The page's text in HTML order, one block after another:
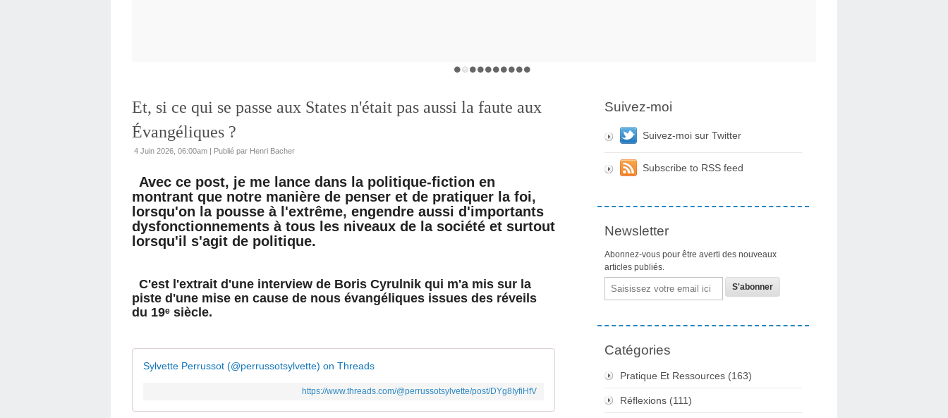
Et, si ce qui se passe aux States n'était pas aussi la faute aux
Évangéliques ?
4 Juin 2026, 06:00am | Publié par Henri Bacher
Avec ce post, je me lance dans la politique-fiction en
montrant que notre manière de penser et de pratiquer la foi,
lorsqu'on la pousse à l'extrême, engendre aussi d'importants
dysfonctionnements à tous les niveaux de la société et surtout
lorsqu'il s'agit de politique.
C'est l'extrait d'une interview de Boris Cyrulnik qui m'a mis sur la
piste d'une mise en cause de nous évangéliques issues des réveils
du 19ᵉ siècle.
Sylvette Perrussot (@perrussotsylvette) on Threads
https://www.threads.com/@perrussotsylvette/post/DYg8IyfiHfV
Suivez-moi
Suivez-moi sur Twitter
Subscribe to RSS feed
Newsletter
Abonnez-vous pour être averti des nouveaux
articles publiés.
Email
Catégories
Pratique Et Ressources (163)
Réflexions (111)